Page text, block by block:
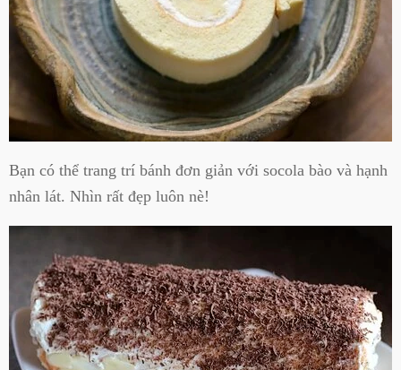
Bạn có thể trang trí bánh đơn giản với socola bào và hạnh
nhân lát. Nhìn rất đẹp luôn nè!